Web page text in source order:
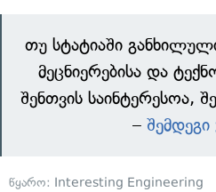
თუ სტატიაში
მეცნიერებისა და
შენთვის საინტერესოა,
– შემდეგი
წყარო: Interesting Engineering